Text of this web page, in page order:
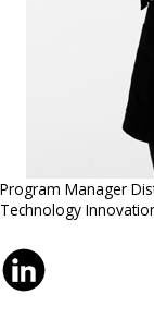
Program Manager
Technology